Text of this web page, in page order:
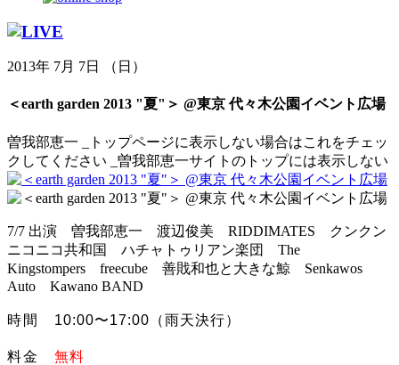
2013年 7月 7日 （日）
＜earth garden 2013 "夏"＞ @東京 代々木公園イベント広場
曽我部恵一
_トップページに表示しない場合はこれをチェッ
クしてください
_曽我部恵一サイトのトップには表示しない
7/7 出演 曽我部恵一 渡辺俊美 RIDDIMATES クンクン
ニコニコ共和国 ハチャトゥリアン楽団 The
Kingstompers freecube 善戝和也と大きな鯨 Senkawos
Auto Kawano BAND
時間 10:00〜17:00（雨天決行）
料金 無料